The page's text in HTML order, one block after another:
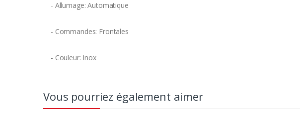
- Allumage: Automatique
- Commandes: Frontales
- Couleur: Inox
Vous pourriez également aimer